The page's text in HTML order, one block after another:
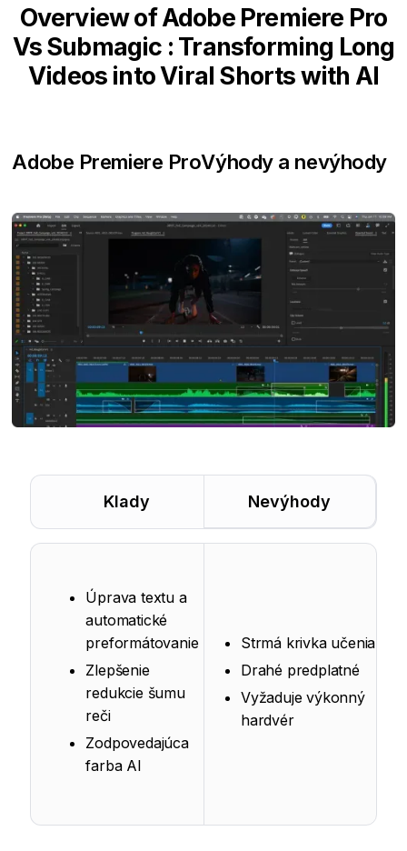
Overview of Adobe Premiere Pro
Vs Submagic : Transforming Long
Videos into Viral Shorts with AI
Adobe Premiere ProVýhody a nevýhody
Klady Nevýhody
Úprava textu a
automatické
preformátovanie
Zlepšenie
redukcie šumu
reči
Zodpovedajúca
farba AI
Strmá krivka učenia
Drahé predplatné
Vyžaduje výkonný
hardvér